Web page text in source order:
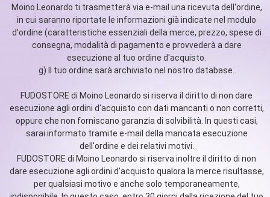
Moino Leonardo ti trasmetterà via e-mail una ricevuta dell'ordine,
in cui saranno riportate le informazioni già indicate nel modulo
d'ordine (caratteristiche essenziali della merce, prezzo, spese di
consegna, modalità di pagamento e provvederà a dare
esecuzione al tuo ordine d'acquisto.
g) Il tuo ordine sarà archiviato nel nostro database.
FUDOSTORE di Moino Leonardo si riserva il diritto di non dare
esecuzione agli ordini d'acquisto con dati mancanti o non corretti,
oppure che non forniscano garanzia di solvibilità. In questi casi,
sarai informato tramite e-mail della mancata esecuzione
dell'ordine e dei relativi motivi.
FUDOSTORE di Moino Leonardo si riserva inoltre il diritto di non
dare esecuzione agli ordini d'acquisto qualora la merce risultasse,
per qualsiasi motivo e anche solo temporaneamente,